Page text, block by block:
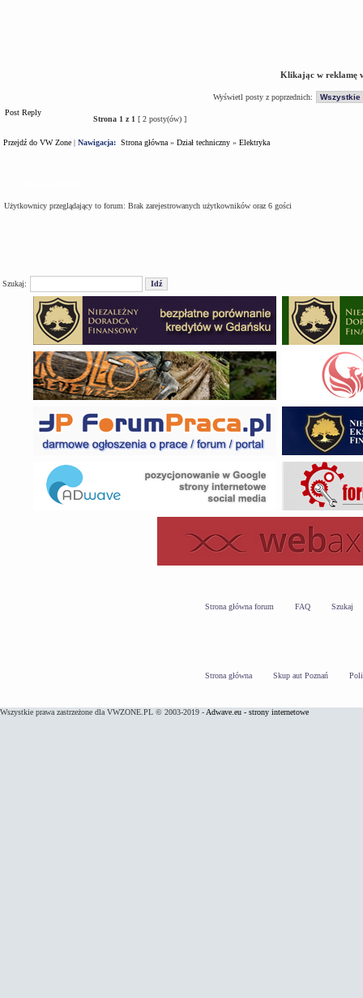
Klikając w reklamę
Wyświetl posty z poprzednich:
Post Reply
Strona 1 z 1 [ 2 posty(ów) ]
Przejdź do VW Zone | Nawigacja: Strona główna » Dział techniczny » Elektryka
Użytkownicy przeglądający to forum: Brak zarejestrowanych użytkowników oraz 6 gości
Szukaj:
Strona główna forum FAQ Szukaj
Strona główna Skup aut Poznań
Wszystkie prawa zastrzeżone dla VWZONE.PL © 2003-2019 - Adwave.eu - strony internetowe